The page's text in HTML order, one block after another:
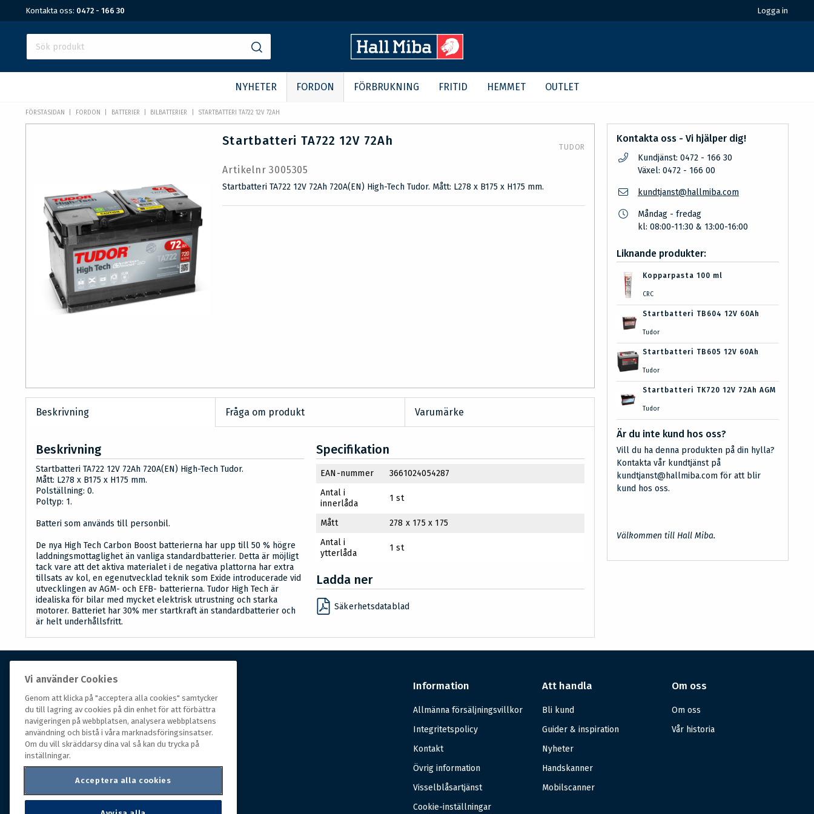
Kontakta oss: 0472 - 166 30 Logga in
NYHETER FORDON FÖRBRUKNING FRITID HEMMET OUTLET
FÖRSTASIDAN FORDON BATTERIER BILBATTERIER STARTBATTERI TA722 12V 72AH
Startbatteri TA722 12V 72Ah TUDOR
Artikelnr 3005305
Startbatteri TA722 12V 72Ah 720A(EN) High-Tech Tudor. Mått: L278 x B175 x H175 mm.
Beskrivning Fråga om produkt Varumärke
Beskrivning
Startbatteri TA722 12V 72Ah 720A(EN) High-Tech Tudor.
Mått: L278 x B175 x H175 mm.
Polställning: 0.
Poltyp: 1.
Batteri som används till personbil.
De nya High Tech Carbon Boost batterierna har upp till 50 % högre
laddningsmottaglighet än vanliga standardbatterier. Detta är möjligt
tack vare att det aktiva materialet i de negativa plattorna har extra
tillsats av kol, en egenutvecklad teknik som Exide introducerade vid
utvecklingen av AGM- och EFB- batterierna. Tudor High Tech är
idealiska för bilar med mycket elektrisk utrustning och starka
motorer. Batteriet har 30% mer startkraft än standardbatterier och
är helt underhållsfritt.
Specifikation
EAN-nummer
3661024054287
Antal i
innerlåda
1 st
Mått
278 x 175 x 175
Antal i
ytterlåda
1 st
Ladda ner
Säkerhetsdatablad
Kontakta oss - Vi hjälper dig!
Kundjänst: 0472 - 166 30
Växel: 0472 - 166 00
kundtjanst@hallmiba.com
Måndag - fredag
kl: 08:00-11:30 & 13:00-16:00
Liknande produkter:
Kopparpasta 100 ml
CRC
Startbatteri TB604 12V 60Ah
Tudor
Startbatteri TB605 12V 60Ah
Tudor
Startbatteri TK720 12V 72Ah AGM
Tudor
Är du inte kund hos oss?
Vill du ha denna produkten på din hylla?
Kontakta vår kundtjänst på
kundtjanst@hallmiba.com för att blir
kund hos oss.
Välkommen till Hall Miba.
Om Hall Miba
Hall Miba är grossisten som funnits på marknaden i
över 150 år. Från huvudkontoret i småländska Växjö
styrs hela organisationen, som erbjuder prisvärda
produkter till kunder i rörelse.
Information
Allmänna försäljningsvillkor
Integritetspolicy
Kontakt
Övrig information
Visselblåsartjänst
Cookie-inställningar
Att handla
Bli kund
Guider & inspiration
Nyheter
Handskanner
Mobilscanner
Om oss
Om oss
Vår historia
Vi använder Cookies
Genom att klicka på "acceptera alla cookies" samtycker
du till lagring av cookies på din enhet för att förbättra
navigeringen på webbplatsen, analysera webbplatsens
användning och bistå i våra marknadsföringsinsatser.
Om du vill skräddarsy dina val så kan du trycka på
inställningar.
Acceptera alla cookies